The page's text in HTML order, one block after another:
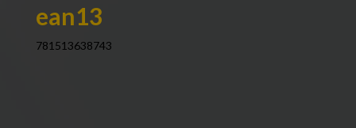
ean13
781513638743